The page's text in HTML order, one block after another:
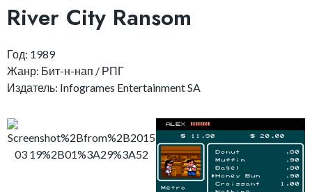
River City Ransom
Год: 1989
Жанр: Бит-н-нап / РПГ
Издатель: Infogrames Entertainment SA